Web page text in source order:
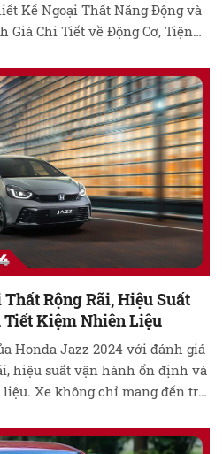
Kế Ngoại Thất Năng Động và
Giá Chi Tiết về Động Cơ, Tiện
Ngay! …Đọc tiếp
Rộng Rãi, Hiệu Suất
Kiệm Nhiên Liệu
Honda Jazz 2024 với đánh giá
hiệu suất vận hành ổn định và
Xe không chỉ mang đến trải